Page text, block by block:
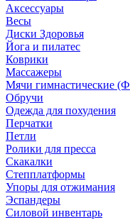
Аксессуары
Весы
Диски Здоровья
Йога и пилатес
Коврики
Массажеры
Мячи гимнастические
Обручи
Одежда для похудения
Перчатки
Петли
Ролики для пресса
Скакалки
Степплатформы
Упоры для отжимания
Эспандеры
Силовой инвентарь